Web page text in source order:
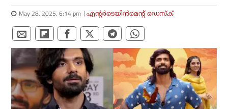
May 28, 2025, 6:14 pm എന്റര്‍ടെയിന്‍മെന്റ് ഡെസ്‌ക്